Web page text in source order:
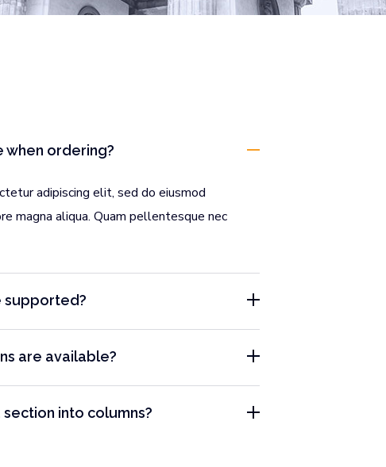
when ordering?
adipiscing elit, sed do eiusmod
magna aliqua. Quam pellentesque nec
supported?
are available?
into columns?